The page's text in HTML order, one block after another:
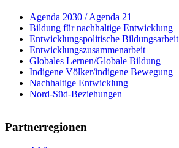
Agenda 2030 / Agenda 21
Bildung für nachhaltige Entwicklung
Entwicklungspolitische Bildungsarbeit
Entwicklungszusammenarbeit
Globales Lernen/Globale Bildung
Indigene Völker/indigene Bewegung
Nachhaltige Entwicklung
Nord-Süd-Beziehungen
Partnerregionen